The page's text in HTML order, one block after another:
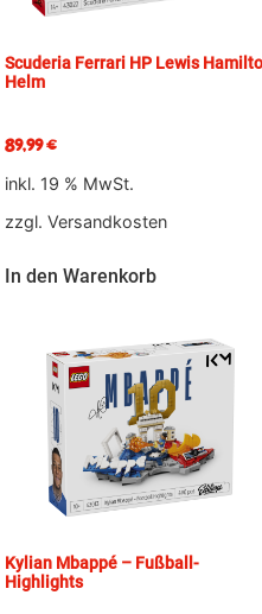
Scuderia Ferrari HP Lewis
Helm
89,99€
inkl. 19 % MwSt.
zzgl. Versandkosten
In den Warenkorb
Kylian Mbappé – Fußball-
Highlights